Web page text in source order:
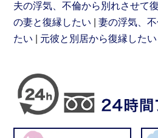
夫の浮気、不倫から別れさせて
の妻と復縁したい
妻の浮気、
たい
元彼と別居から復縁したい